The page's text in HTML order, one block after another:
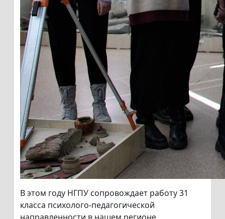
В этом году НГПУ сопровождает работу 31
класса психолого-педагогической